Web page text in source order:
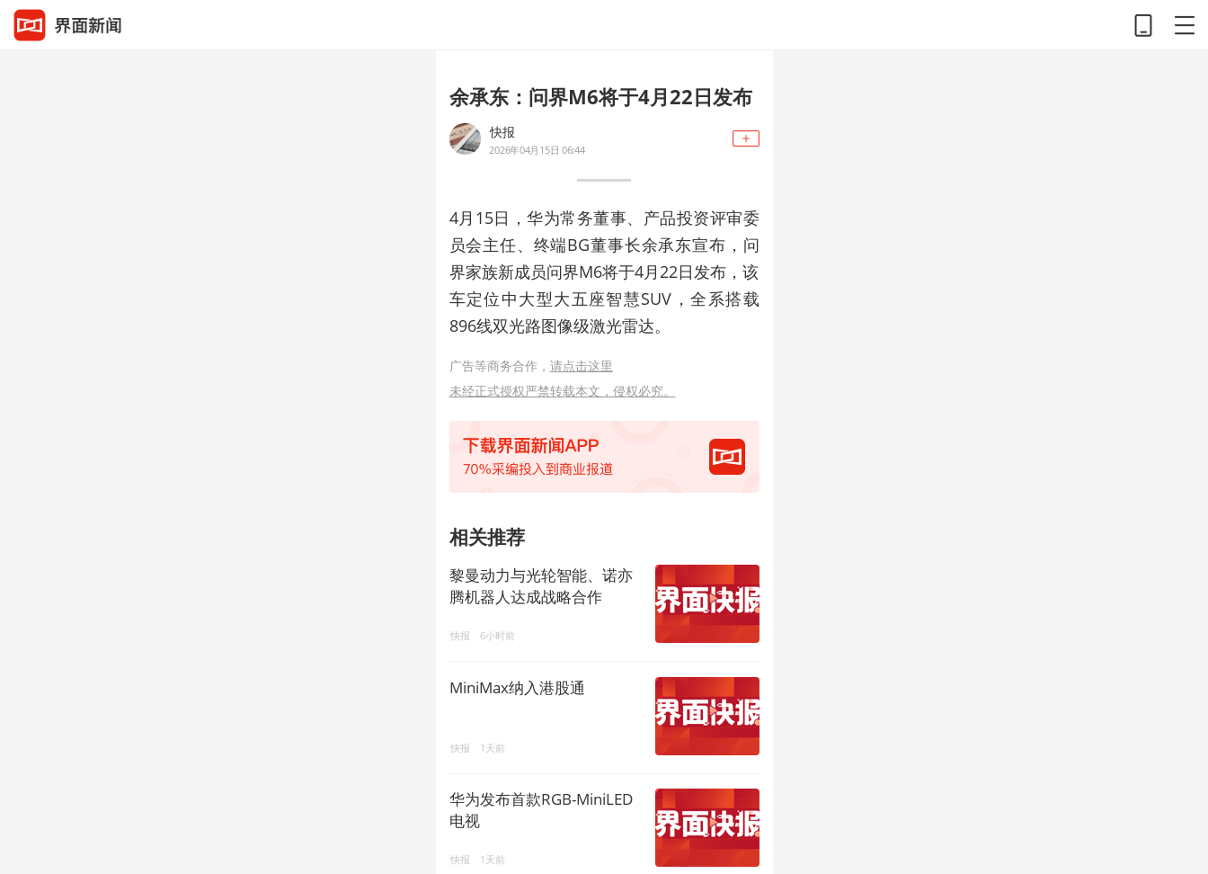
余承东：问界M6将于4月22日发布
快报
2026年04月15日 06:44
4月15日，华为常务董事、产品投资评审委
员会主任、终端BG董事长余承东宣布，问
界家族新成员问界M6将于4月22日发布，该
车定位中大型大五座智慧SUV，全系搭载
896线双光路图像级激光雷达。
广告等商务合作， 请点击这里
未经正式授权严禁转载本文，侵权必究。
相关推荐
黎曼动力与光轮智能、诺亦
腾机器人达成战略合作
快报 6小时前
MiniMax纳入港股通
快报 1天前
华为发布首款RGB-MiniLED
电视
快报 1天前